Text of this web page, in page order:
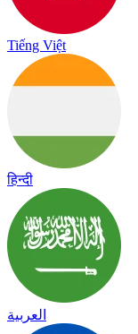
Tiếng Việt
हिन्दी
العربية